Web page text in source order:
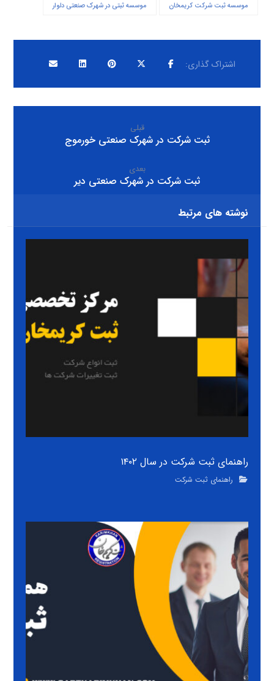
موسسه ثبت شرکت کریمخان موسسه ثبتی در شهرک صنعتی دلوار
قبلی
ثبت شرکت در شهرک صنعتی خورموج
بعدی
ثبت شرکت در شهرک صنعتی دير
نوشته های مرتبط
راهنمای ثبت شرکت در سال ۱۴۰۲
راهنمای ثبت شرکت